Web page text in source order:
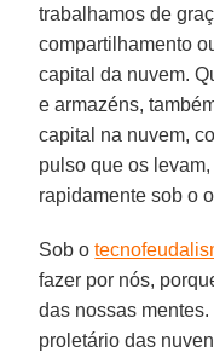
trabalhamos de
compartilhamento
capital da nuvem.
e armazéns,
capital na nuvem,
pulso que os
rapidamente sob o
Sob o
fazer por nós,
das nossas
proletário das